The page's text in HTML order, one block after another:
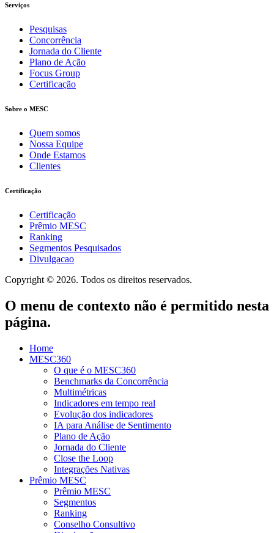
Serviços
Pesquisas
Concorrência
Jornada do Cliente
Plano de Ação
Focus Group
Certificação
Sobre o MESC
Quem somos
Nossa Equipe
Onde Estamos
Clientes
Certificação
Certificação
Prêmio MESC
Ranking
Segmentos Pesquisados
Divulgacao
Copyright © 2026. Todos os direitos reservados.
O menu de contexto não é permitido nesta
página.
Home
MESC360
O que é o MESC360
Benchmarks da Concorrência
Multimétricas
Indicadores em tempo real
Evolução dos indicadores
IA para Análise de Sentimento
Plano de Ação
Jornada do Cliente
Close the Loop
Integrações Nativas
Prêmio MESC
Prêmio MESC
Segmentos
Ranking
Conselho Consultivo